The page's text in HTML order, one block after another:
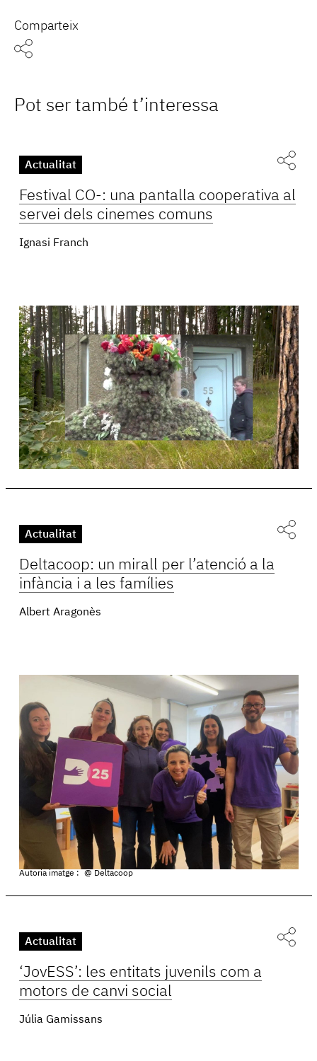
Comparteix
Pot ser també t’interessa
Actualitat
Festival CO-: una pantalla cooperativa al
servei dels cinemes comuns
Ignasi Franch
Actualitat
Deltacoop: un mirall per l’atenció a la
infància i a les famílies
Albert Aragonès
Autoria imatge : @ Deltacoop
Actualitat
‘JovESS’: les entitats juvenils com a
motors de canvi social
Júlia Gamissans